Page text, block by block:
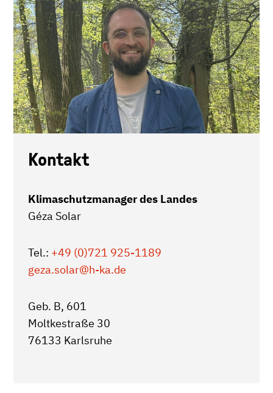
Kontakt
Klimaschutzmanager des Landes
Géza Solar
Tel.: +49 (0)721 925-1189
geza.solar@h-ka.de
Geb. B, 601
Moltkestraße 30
76133 Karlsruhe